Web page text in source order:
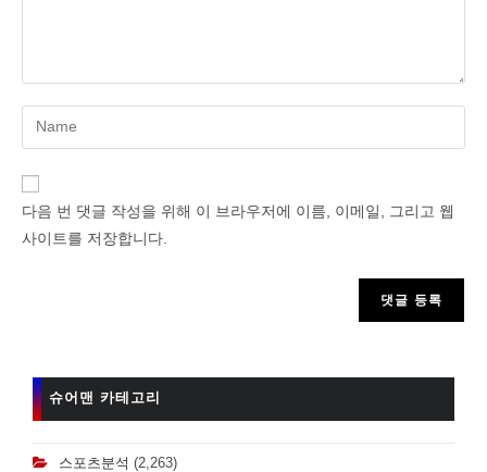
Enter
your
name
다음 번 댓글 작성을 위해 이 브라우저에 이름, 이메일, 그리고 웹
사이트를 저장합니다.
슈어맨 카테고리
스포츠분석 (2,263)